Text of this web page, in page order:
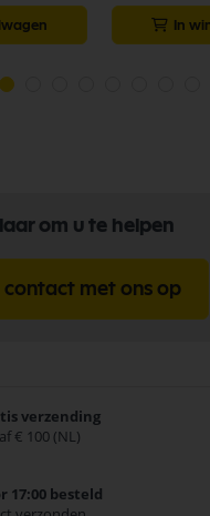
In
om u te helpen
contact met ons op
verzending
€ 100 (NL)
17:00 besteld